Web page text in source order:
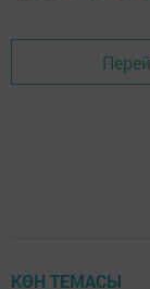
КӨН ТЕМАСЫ